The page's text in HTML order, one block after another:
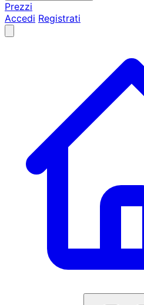
Prezzi
Accedi Registrati